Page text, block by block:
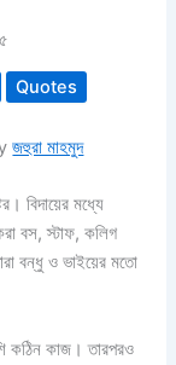
Quotes
জহুরা মাহমুদ
বিদায়ের মধ্যে
বস, স্টাফ, কলিগ
বন্ধু ও ভাইয়ের মতো
কঠিন কাজ। তারপরও